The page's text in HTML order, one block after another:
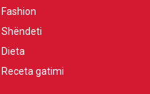
Fashion
Shëndeti
Dieta
Receta gatimi